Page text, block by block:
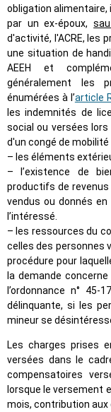
obligation
par un ex-époux,
d'activité, l'ACRE, les
une situation de
AEEH et
généralement les
énumérées à l’article
les indemnités de
social ou versées
d'un congé de mobilité
– les éléments
– l’existence de
productifs de revenus
vendus ou donnés
l’intéressé.
– les ressources du
celles des personnes
procédure pour
la demande
l’ordonnance n°
délinquante, si les
mineur se
Les charges prises
versées dans le
compensatoires
lorsque le versement
mois, contribution aux